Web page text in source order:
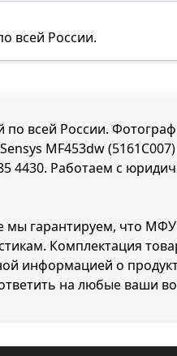
всей России.
по всей России.
MF453dw
4430. Работаем с
мы гарантируем, что
Комплектация
информацией о
на любые ваши